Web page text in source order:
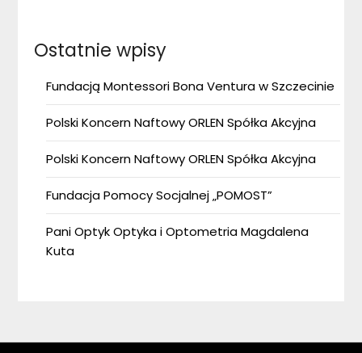
Ostatnie wpisy
Fundacją Montessori Bona Ventura w Szczecinie
Polski Koncern Naftowy ORLEN Spółka Akcyjna
Polski Koncern Naftowy ORLEN Spółka Akcyjna
Fundacja Pomocy Socjalnej „POMOST”
Pani Optyk Optyka i Optometria Magdalena
Kuta